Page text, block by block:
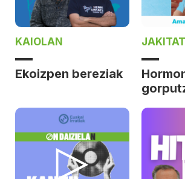
KAIOLAN
Ekoizpen bereziak